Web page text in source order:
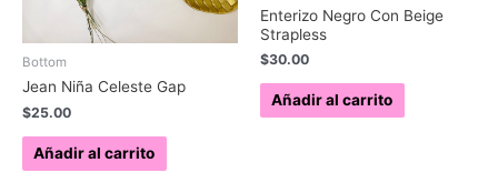
Bottom
Jean Niña Celeste Gap
$25.00
Añadir al carrito
Enterizo Negro Con Beige
Strapless
$30.00
Añadir al carrito